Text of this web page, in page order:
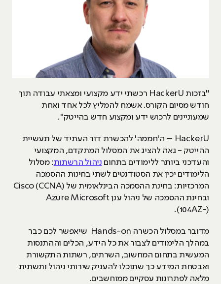
"בזכות HackerU רכשתי ידע מקצועי ומצאתי עבודה תוך
חודש מסיום הקורס. אשמח להמליץ לכל אחד ואחת
שמעוניינים לרכוש ידע ומקצוע חדש בהייטק".
HackerU – ה'חממה' להכשרת דור העתיד של תעשיית
ההייטק - גאה להציג את המסלול המתקדם, המקצועי
והעדכני ביותר ללימודים בתחום ניהול הרשתות: מסלול
הלימודים יכין את הסטודנטים לשתי בחינות ההסמכה
המרכזיות: בחינת ההסמכה הבינלאומית של Cisco (CCNA)
ובחינת ההסמכה של ניהול ענן Azure Microsoft
(104AZ-).
מדובר במסלול הכשרה Hands-on שיאפשר לכם כבר
במהלך הלימודים לצבור את כל הידע, הכלים וההתנסות
המעשית בתחום המחשוב, השרתים, רשתות התקשורת
ואבטחת המידע כך שתוכלו להעניק שירותי ניהול ותשתית
מלאה לפתרונות עסקיים ממוחשבים.